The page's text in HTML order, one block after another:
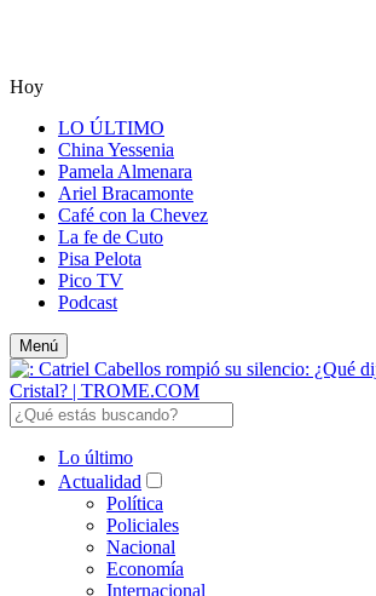
Hoy
LO ÚLTIMO
China Yessenia
Pamela Almenara
Ariel Bracamonte
Café con la Chevez
La fe de Cuto
Pisa Pelota
Pico TV
Podcast
Menú
Lo último
Actualidad
Política
Policiales
Nacional
Economía
Internacional